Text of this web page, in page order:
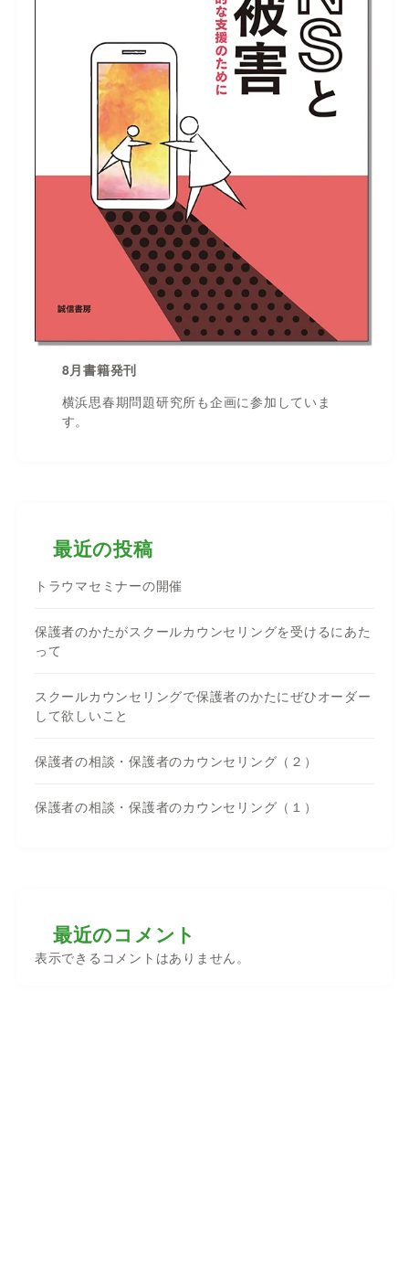
8月書籍発刊
横浜思春期問題研究所も企画に参加していま
す。
最近の投稿
トラウマセミナーの開催
保護者のかたがスクールカウンセリングを受けるにあた
って
スクールカウンセリングで保護者のかたにぜひオーダー
して欲しいこと
保護者の相談・保護者のカウンセリング（２）
保護者の相談・保護者のカウンセリング（１）
最近のコメント
表示できるコメントはありません。